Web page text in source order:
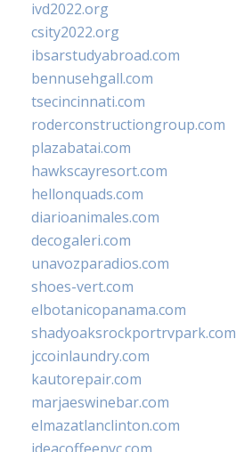
ivd2022.org
csity2022.org
ibsarstudyabroad.com
bennusehgall.com
tsecincinnati.com
roderconstructiongroup.com
plazabatai.com
hawkscayresort.com
hellonquads.com
diarioanimales.com
decogaleri.com
unavozparadios.com
shoes-vert.com
elbotanicopanama.com
shadyoaksrockportrvpark.com
jccoinlaundry.com
kautorepair.com
marjaeswinebar.com
elmazatlanclinton.com